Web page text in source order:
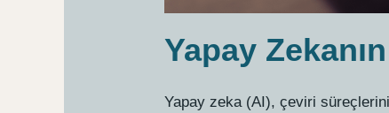
Yapay
Yapay zeka (AI), çeviri